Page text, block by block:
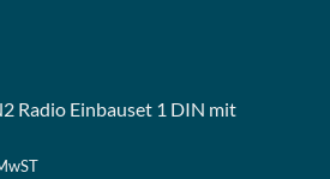
Radio Einbauset 1 DIN mit